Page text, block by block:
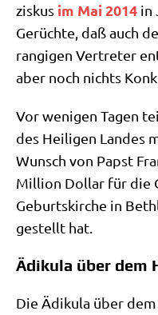
zis­kus im Mai 2014 in
Gerüch­te, daß auch
ran­gi­gen Ver­tre­ter
aber noch nichts
Vor weni­gen Tagen
des Hei­li­gen Lan­des
Wunsch von Papst
Mil­li­on Dol­lar für die
Geburts­kir­che in
gestellt hat.
Ädikula über dem
Die Ädi­ku­la über